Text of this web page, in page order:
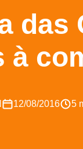
das
à
12/08/2016 5